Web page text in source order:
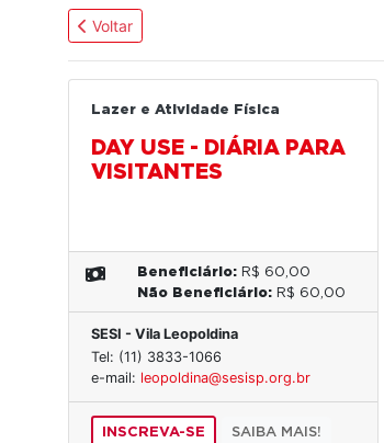
Voltar
Lazer e Atividade Física
DAY USE - DIÁRIA PARA
VISITANTES
Beneficiário:R$ 60,00
Não Beneficiário:R$ 60,00
SESI - Vila Leopoldina
Tel: (11) 3833-1066
e-mail: leopoldina@sesisp.org.br
INSCREVA-SE SAIBA MAIS!